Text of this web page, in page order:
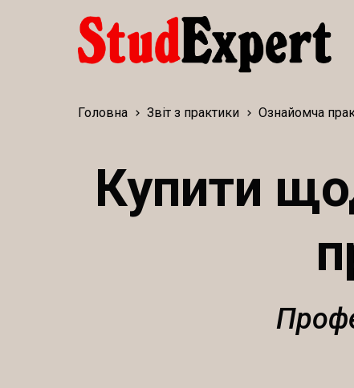
Купити
Головна Звіт з практики Ознайомча